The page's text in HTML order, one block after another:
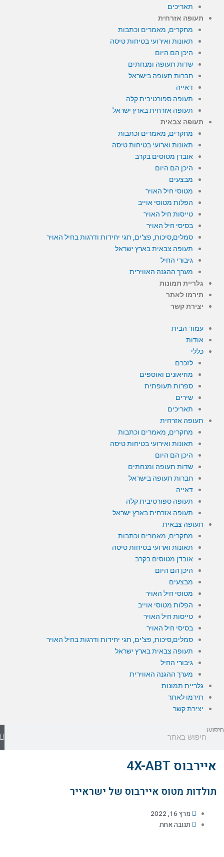
תאריכים
תעופה אזרחית
מחקרים, מאמרים וכתבות
תאונות ואירועי בטיחות טיסה
היכן הם היום
שדות תעופה ומנחתים
חברות תעופה בישראל
דאייה
תעופה ספורטיבית קלה
תעופה אזרחית בארץ ישראל
תעופה צבאית
מחקרים, מאמרים וכתבות
תאונות וארועי בטיחות טיסה
אובדן מטוסים בקרב
היכן הם היום
מבצעים
מטוסי חיל האויר
הפלות מטוסי אוייב
טייסות חיל האויר
בסיסי חיל האויר
סמלים,סיכות, פצ'ים, תגי יחידות ודרגות בחיל האויר
תעופה צבאית בארץ ישראל
גיבורי החיל
מערך ההגנה האווירית
גלריית תמונות
תירמו לאתר
יצירת קשר
עמוד הבית
אודות
כללי
לזכרם
מוזיאונים ואוספים
ספרות תעופתית
שירים
תאריכים
תעופה אזרחית
מחקרים, מאמרים וכתבות
תאונות ואירועי בטיחות טיסה
היכן הם היום
שדות תעופה ומנחתים
חברות תעופה בישראל
דאייה
תעופה ספורטיבית קלה
תעופה אזרחית בארץ ישראל
תעופה צבאית
מחקרים, מאמרים וכתבות
תאונות וארועי בטיחות טיסה
אובדן מטוסים בקרב
היכן הם היום
מבצעים
מטוסי חיל האויר
הפלות מטוסי אוייב
טייסות חיל האויר
בסיסי חיל האויר
סמלים,סיכות, פצ'ים, תגי יחידות ודרגות בחיל האויר
תעופה צבאית בארץ ישראל
גיבורי החיל
מערך ההגנה האווירית
גלריית תמונות
תירמו לאתר
יצירת קשר
חיפוש
איירבוס 4X-ABT
תולדות מטוס איירבוס של ישראייר
מרץ 16, 2022
תגובה אחת